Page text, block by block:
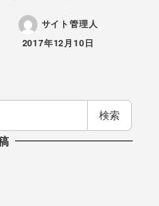
サイト管理人
投稿日
2017年12月10日
検索